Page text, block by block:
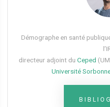
Démographe en santé
directeur adjoint du Ceped
Université